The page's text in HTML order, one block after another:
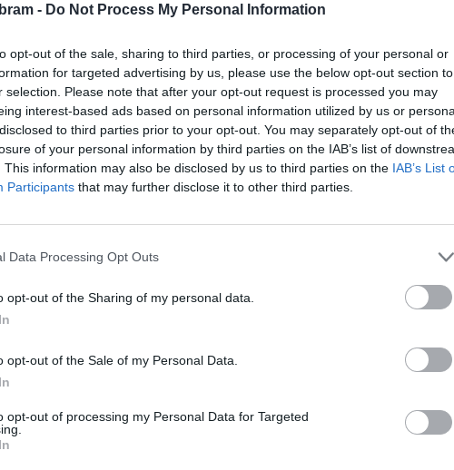
- Do Not Process My Personal Information
opt-out of the sale, sharing to third parties, or processing of your personal or
for targeted advertising by us, please use the below opt-out section to
selection. Please note that after your opt-out request is processed you may
interest-based ads based on personal information utilized by us or
to third parties prior to your opt-out. You may separately opt-out of
of your personal information by third parties on the IAB’s list of
This information may also be disclosed by us to third parties on the IAB’s List
Participants that may further disclose it to other third parties.
Data Processing Opt Outs
opt-out of the Sharing of my personal data.
opt-out of the Sale of my Personal Data.
opt-out of processing my Personal Data for Targeted
a které konkrétní expozice nebo lokality se
termínech do 18. 10. 2024. Realizovalo se jednak
štole nebo u vodního kola dolu Drkolnov. Některé
dolu, u dolu Vojtěch a také v Památníku Vojna.
prostředí cáchovny, strojovny a výjezdového patra
a dolu Anna. V popředí zájmu televizního štábu byly
minerálů a podobně.